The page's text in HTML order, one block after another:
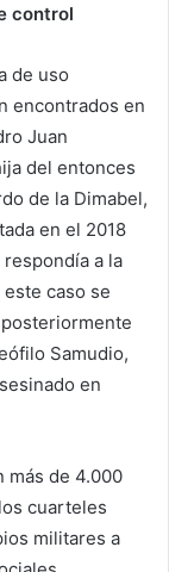
control
de uso
encontrados en
Juan
del entonces
de la Dimabel,
en el 2018
a la
caso se
Samudio,
en
más de 4.000
cuarteles
militares a